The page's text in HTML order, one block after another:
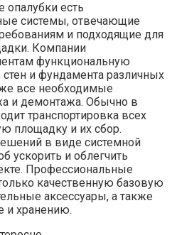
опалубки есть
системы, отвечающие
и подходящие для
Компании
функциональную
и фундамента различных
все необходимые
и демонтажа. Обычно в
транспортировка всех
площадку и их сбор.
в виде системной
ускорить и облегчить
Профессиональные
качественную базовую
аксессуары, а также
и хранению.